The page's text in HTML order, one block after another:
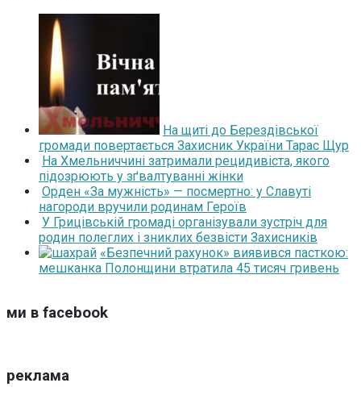
На щиті до Берездівської
громади повертається Захисник України Тарас Щур
На Хмельниччині затримали рецидивіста, якого
підозрюють у зґвалтуванні жінки
Орден «За мужність» — посмертно: у Славуті
нагороди вручили родинам Героїв
У Грицівській громаді організували зустріч для
родин полеглих і зниклих безвісти Захисників
«Безпечний рахунок» виявився пасткою:
мешканка Полонщини втратила 45 тисяч гривень
ми в facebook
реклама